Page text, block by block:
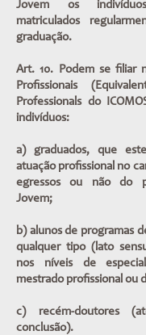
Jovem os
matriculados
graduação.
Art. 10. Podem se filiar
Profissionais
Professionalsdo
indivíduos:
a) graduados, que
atuação profissional no
egressos ou não do
Jovem;
b) alunos de programas
qualquer tipo (lato
nos níveis de
mestrado profissional ou
c) recém-doutores
conclusão).